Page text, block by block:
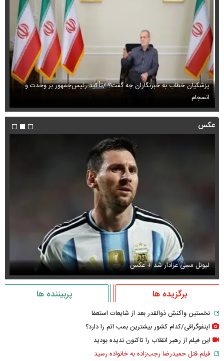
پزشکیان خطاب به خبرنگاران چه گفت؟ /تأکید رئیس‌جمهور بر وحدت و
انسجام
عکس
لیونل مسی عزادار شد + عکس
برگزیده ها پربیننده ها
نخستین واکنش ذوالقدر بعد از شایعات استعفا
اینفوگرافی/کدام کشور بیشترین بمب اتم را دارد؟
این فیلم از رهبر انقلاب را تاکنون ندیده بودید
فیلم قتل حمیدرضا رجب‌زاده به خانواده رسید